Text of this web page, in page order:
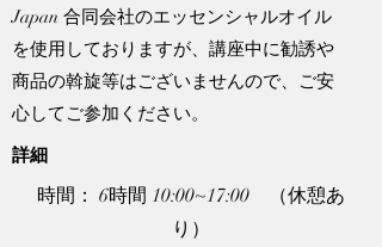
Japan 合同会社のエッセンシャルオイル
を使用しておりますが、講座中に勧誘や
商品の斡旋等はございませんので、ご安
心してご参加ください。
詳細
時間： 6時間 10:00~17:00 （休憩あ
り）